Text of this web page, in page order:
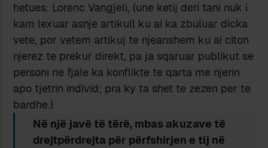
hetues: Lorenc Vangjeli, (une ketij deri tani nuk i
kam lexuar asnje artikull ku ai ka zbuluar dicka
vete, por vetem artikuj te njeanshem ku ai citon
njerez te prekur direkt, pa ja sqaruar publikut se
personi ne fjale ka konflikte te qarta me njerin
apo tjetrin individ; pra ky ta shet te zezen per te
bardhe.)
Në një javë të tërë, mbas akuzave të
drejtpërdrejta për përfshirjen e tij në